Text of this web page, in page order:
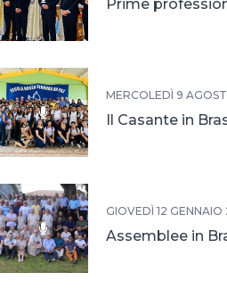
Prime
MERCOLEDÌ 9
Il Casante in
GIOVEDÌ 12
Assemblee in